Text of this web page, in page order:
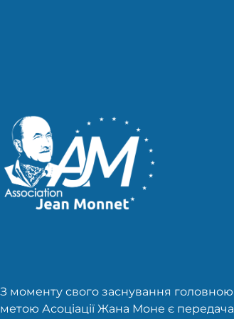
З моменту свого заснування головною
метою Асоціації Жана Моне є передача